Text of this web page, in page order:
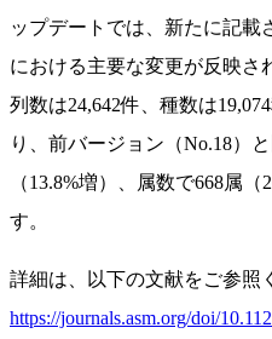
ップデートでは、新たに記載
における主要な変更が反映さ
列数は24,642件、種数は
り、前バージョン（No.18）
（13.8%増）、属数で668属
す。
詳細は、以下の文献をご参照
https://journals.asm.org/doi/